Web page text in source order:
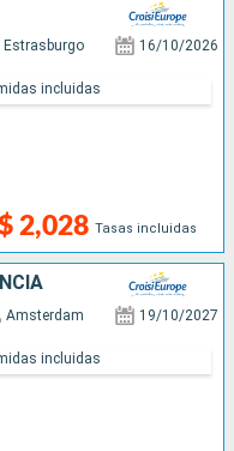
Estrasburgo 16/10/2026
2,028 Tasas incluidas
incluidas
Amsterdam 19/10/2027
incluidas